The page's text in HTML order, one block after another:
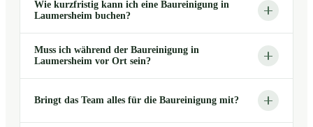
Wie kurzfristig kann ich eine Baureinigung in
Laumersheim buchen?
Muss ich während der Baureinigung in
Laumersheim vor Ort sein?
Bringt das Team alles für die Baureinigung mit?